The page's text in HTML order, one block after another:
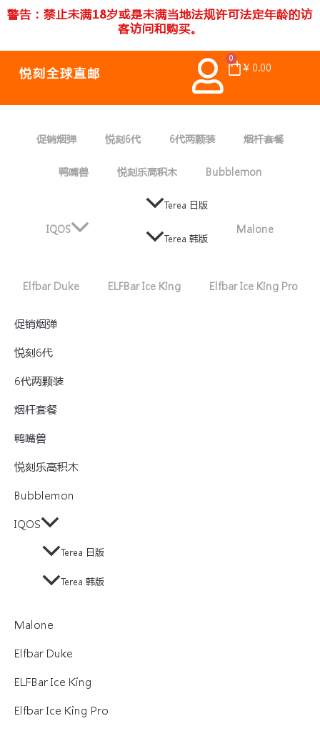
跳警告：禁止未满18岁或是未满当地法规许可法定年龄的访
客访问和购买。
悦刻全球直邮 ¥0.00
0 Cart
促销烟弹 悦刻6代 6代两颗装 烟杆套餐
鸭嘴兽 悦刻乐高积木 Bubblemon
IQOS
Terea 日版
Terea 韩版
Malone
Elfbar Duke ELFBar Ice King Elfbar Ice King Pro
促销烟弹
悦刻6代
6代两颗装
烟杆套餐
鸭嘴兽
悦刻乐高积木
Bubblemon
IQOS
Terea 日版
Terea 韩版
Malone
Elfbar Duke
ELFBar Ice King
Elfbar Ice King Pro